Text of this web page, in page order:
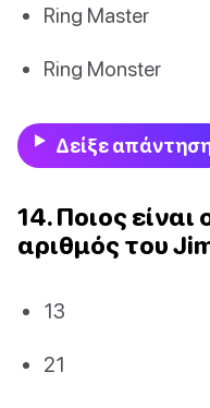
Ring Master
Ring Monster
Δείξε
14. Ποιος
αριθμός του
13
21